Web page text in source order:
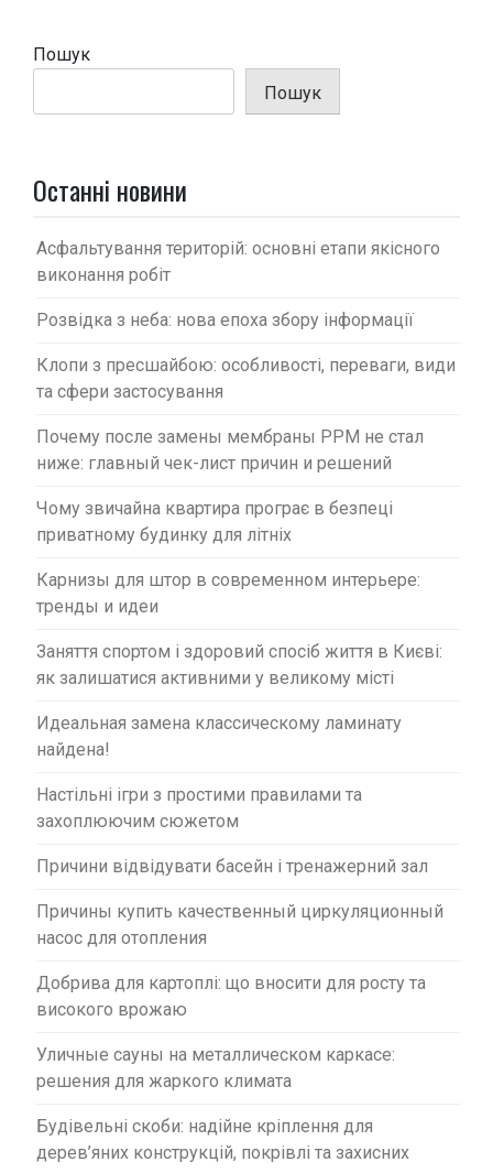
Пошук
Пошук
Останні новини
Асфальтування територій: основні етапи якісного
виконання робіт
Розвідка з неба: нова епоха збору інформації
Клопи з пресшайбою: особливості, переваги, види
та сфери застосування
Почему после замены мембраны PPM не стал
ниже: главный чек-лист причин и решений
Чому звичайна квартира програє в безпеці
приватному будинку для літніх
Карнизы для штор в современном интерьере:
тренды и идеи
Заняття спортом і здоровий спосіб життя в Києві:
як залишатися активними у великому місті
Идеальная замена классическому ламинату
найдена!
Настільні ігри з простими правилами та
захоплюючим сюжетом
Причини відвідувати басейн і тренажерний зал
Причины купить качественный циркуляционный
насос для отопления
Добрива для картоплі: що вносити для росту та
високого врожаю
Уличные сауны на металлическом каркасе:
решения для жаркого климата
Будівельні скоби: надійне кріплення для
дерев’яних конструкцій, покрівлі та захисних